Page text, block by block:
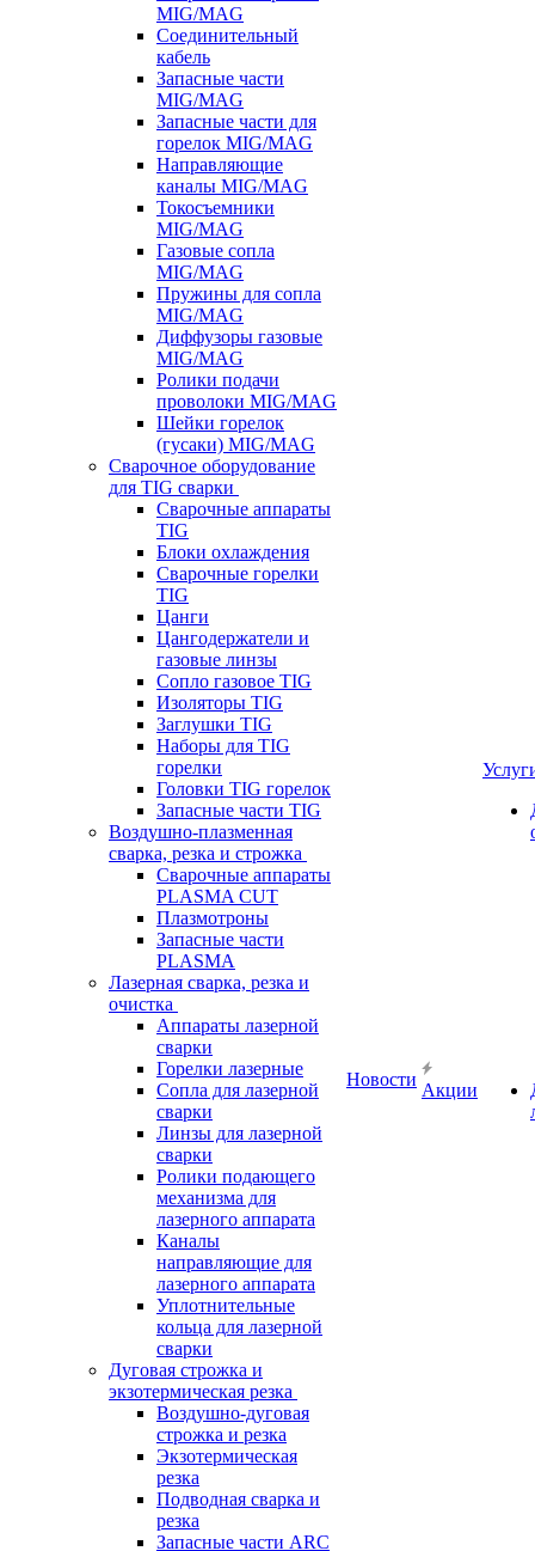
MIG/MAG
Соединительный
кабель
Запасные части
MIG/MAG
Запасные части для
горелок MIG/MAG
Направляющие
каналы MIG/MAG
Токосъемники
MIG/MAG
Газовые сопла
MIG/MAG
Пружины для сопла
MIG/MAG
Диффузоры газовые
MIG/MAG
Ролики подачи
проволоки MIG/MAG
Шейки горелок
(гусаки) MIG/MAG
Сварочное оборудование
для TIG сварки
Сварочные аппараты
TIG
Блоки охлаждения
Сварочные горелки
TIG
Цанги
Цангодержатели и
газовые линзы
Сопло газовое TIG
Изоляторы TIG
Заглушки TIG
Наборы для TIG
горелки
Головки TIG горелок
Запасные части TIG
Воздушно-плазменная
сварка, резка и строжка
Сварочные аппараты
PLASMA CUT
Плазмотроны
Запасные части
PLASMA
Лазерная сварка, резка и
очистка
Аппараты лазерной
сварки
Горелки лазерные
Сопла для лазерной
сварки
Линзы для лазерной
сварки
Ролики подающего
механизма для
лазерного аппарата
Каналы
направляющие для
лазерного аппарата
Уплотнительные
кольца для лазерной
сварки
Дуговая строжка и
экзотермическая резка
Воздушно-дуговая
строжка и резка
Экзотермическая
резка
Подводная сварка и
резка
Запасные части ARC
Новости
Акции